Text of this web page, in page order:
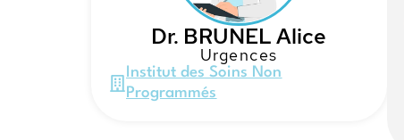
Dr. BRUNEL Alice
Urgences
Institut des Soins Non
Programmés